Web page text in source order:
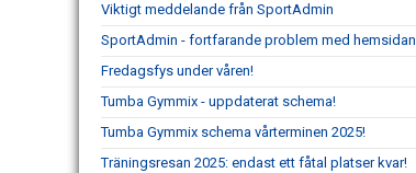
Viktigt meddelande från SportAdmin
SportAdmin - fortfarande problem med hemsidan
Fredagsfys under våren!
Tumba Gymmix - uppdaterat schema!
Tumba Gymmix schema vårterminen 2025!
Träningsresan 2025: endast ett fåtal platser kvar!